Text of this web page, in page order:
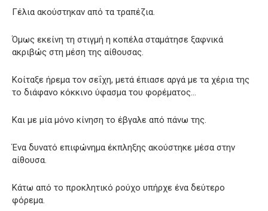
Γέλια ακούστηκαν από τα τραπέζια.
Όμως εκείνη τη στιγμή η κοπέλα σταμάτησε ξαφνικά
ακριβώς στη μέση της αίθουσας.
Κοίταξε ήρεμα τον σεΐχη, μετά έπιασε αργά με τα χέρια της
το διάφανο κόκκινο ύφασμα του φορέματος…
Και με μία μόνο κίνηση το έβγαλε από πάνω της.
Ένα δυνατό επιφώνημα έκπληξης ακούστηκε μέσα στην
αίθουσα.
Κάτω από το προκλητικό ρούχο υπήρχε ένα δεύτερο
φόρεμα.